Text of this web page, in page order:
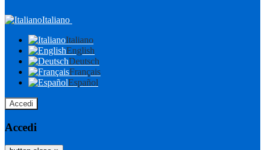
Italiano
Italiano
English
Deutsch
Français
Español
Accedi
Accedi